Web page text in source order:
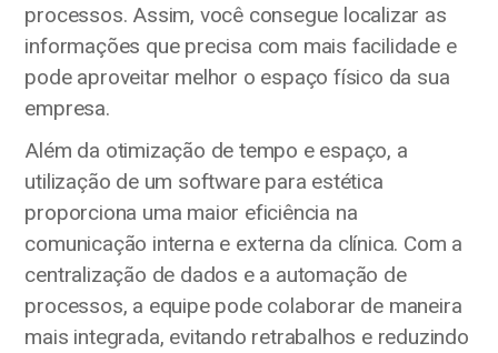
processos. Assim, você consegue localizar as
informações que precisa com mais facilidade e
pode aproveitar melhor o espaço físico da sua
empresa.
Além da otimização de tempo e espaço, a
utilização de um software para estética
proporciona uma maior eficiência na
comunicação interna e externa da clínica. Com a
centralização de dados e a automação de
processos, a equipe pode colaborar de maneira
mais integrada, evitando retrabalhos e reduzindo